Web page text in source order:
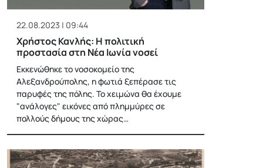
22.08.2023 | 09:44
Χρήστος Κανλής: Η πολιτική
προστασία στη Νέα Ιωνία νοσεί
Εκκενώθηκε το νοσοκομείο της
Αλεξανδρούπολης, η φωτιά ξεπέρασε τις
παρυφές της πόλης. Το χειμώνα θα έχουμε
"ανάλογες" εικόνες από πλημμύρες σε
πολλούς δήμους της χώρας…